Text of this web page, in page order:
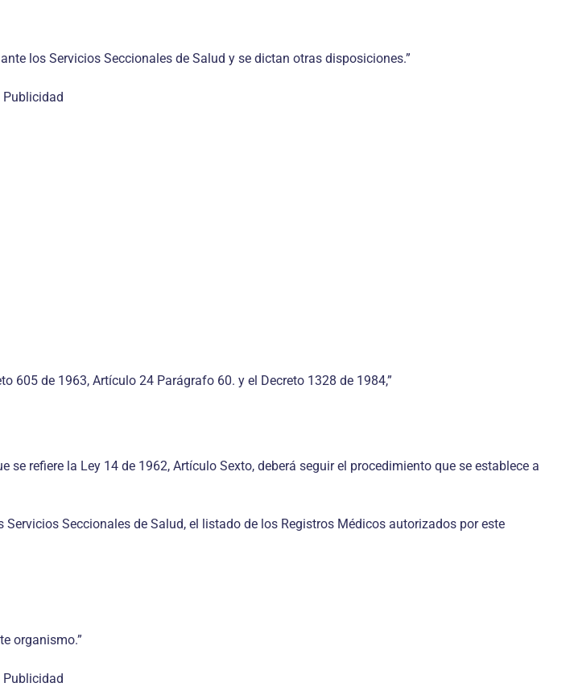
los Servicios Seccionales de Salud y se dictan otras disposiciones.”
Publicidad
605 de 1963, Artículo 24 Parágrafo 60. y el Decreto 1328 de 1984,”
refiere la Ley 14 de 1962, Artículo Sexto, deberá seguir el procedimiento que se establece a
Seccionales de Salud, el listado de los Registros Médicos autorizados por este
organismo.”
Publicidad